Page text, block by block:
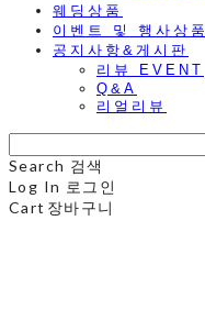
웨딩상품
이벤트 및 행사상품
공지사항&게시판
리뷰 EVENT
Q&A
리얼리뷰
Search 검색
Log In 로그인
Cart 장바구니